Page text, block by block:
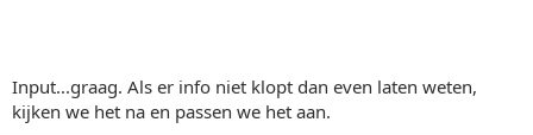
Input...graag. Als er info niet klopt dan even laten weten,
kijken we het na en passen we het aan.